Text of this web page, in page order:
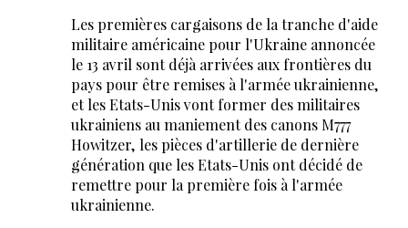
Les premières cargaisons de la tranche d'aide
militaire américaine pour l'Ukraine annoncée
le 13 avril sont déjà arrivées aux frontières du
pays pour être remises à l'armée ukrainienne,
et les Etats-Unis vont former des militaires
ukrainiens au maniement des canons M777
Howitzer, les pièces d'artillerie de dernière
génération que les Etats-Unis ont décidé de
remettre pour la première fois à l'armée
ukrainienne.